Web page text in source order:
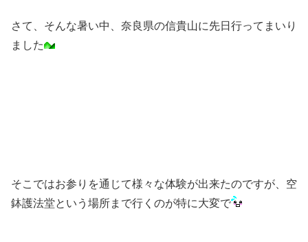
さて、そんな暑い中、奈良県の信貴山に先日行ってまいり
ました
そこではお参りを通じて様々な体験が出来たのですが、空
鉢護法堂という場所まで行くのが特に大変で